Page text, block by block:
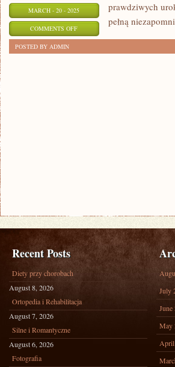
MARCH - 20 - 2025
COMMENTS OFFON
prawdziwych
pełną
POSTED BY ADMIN
Recent Posts
Diety przy chorobach
August 8, 2026
Ortopedia i Rehabilitacja
August 7, 2026
Silne i Romantyczne
August 6, 2026
Fotografia
July
June
May